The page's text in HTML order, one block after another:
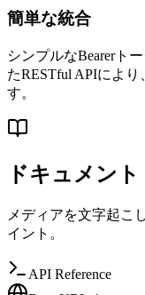
簡単な統合
シンプルなBearerト
たRESTful APIによ
す。
ドキュメント
メディアを文字起こ
イント。
API Reference